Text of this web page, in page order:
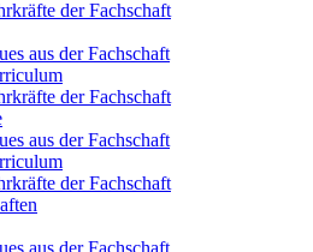
der Fachschaft
aus der Fachschaft
der Fachschaft
aus der Fachschaft
der Fachschaft